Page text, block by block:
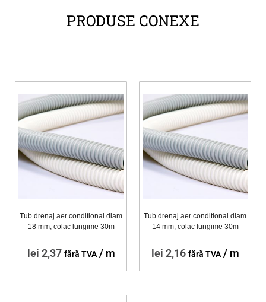
PRODUSE CONEXE
Tub drenaj aer conditional diam
18 mm, colac lungime 30m
lei 2,37 fără TVA / m
Tub drenaj aer conditional diam
14 mm, colac lungime 30m
lei 2,16 fără TVA / m